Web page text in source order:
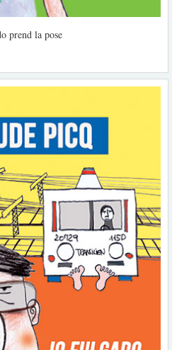
prend la pose